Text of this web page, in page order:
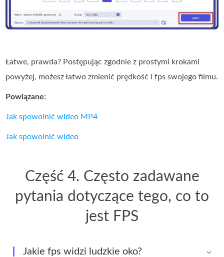
Łatwe, prawda? Postępując zgodnie z prostymi krokami
powyżej, możesz łatwo zmienić prędkość i fps swojego filmu.
Powiązane:
Jak spowolnić wideo MP4
Jak spowolnić wideo
Część 4. Często zadawane
pytania dotyczące tego, co to
jest FPS
Jakie fps widzi ludzkie oko?